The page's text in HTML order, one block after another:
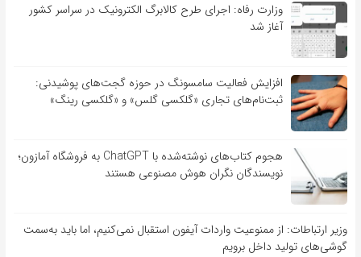
وزارت رفاه: اجرای طرح کالابرگ الکترونیک در سراسر کشور
آغاز شد
افزایش فعالیت سامسونگ در حوزه گجت‌های پوشیدنی:
ثبت‌نام‌های تجاری «گلکسی گلس» و «گلکسی رینگ»
هجوم کتاب‌های نوشته‌شده با ChatGPT به فروشگاه آمازون؛
نویسندگان نگران هوش مصنوعی هستند
وزیر ارتباطات: از ممنوعیت واردات آیفون استقبال نمی‌کنیم، اما باید به‌سمت
گوشی‌های تولید داخل برویم